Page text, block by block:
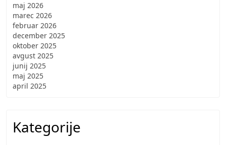
maj 2026
marec 2026
februar 2026
december 2025
oktober 2025
avgust 2025
junij 2025
maj 2025
april 2025
Kategorije